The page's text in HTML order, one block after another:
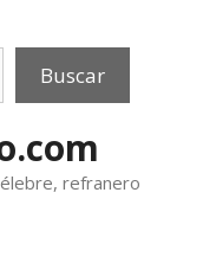
Buscar
refranero